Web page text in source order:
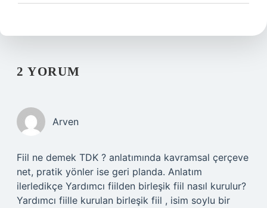
2 YORUM
Arven
Fiil ne demek TDK ? anlatımında kavramsal çerçeve
net, pratik yönler ise geri planda. Anlatım
ilerledikçe Yardımcı fiilden birleşik fiil nasıl kurulur?
Yardımcı fiille kurulan birleşik fiil , isim soylu bir